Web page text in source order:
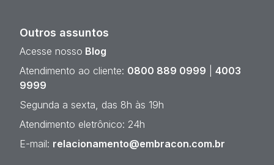
Outros assuntos
Acesse nosso Blog
Atendimento ao cliente: 0800 889 0999
4003
9999
Segunda a sexta, das 8h às 19h
Atendimento eletrônico: 24h
E-mail: relacionamento@embracon.com.br